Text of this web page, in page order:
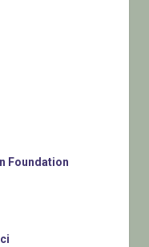
Foundation